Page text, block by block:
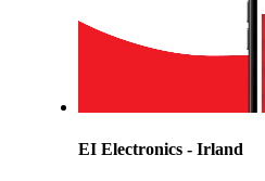
EI Electronics - Irland